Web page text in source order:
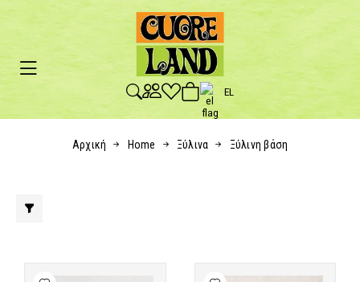
EL
Αρχική Home Ξύλινα Ξύλινη βάση